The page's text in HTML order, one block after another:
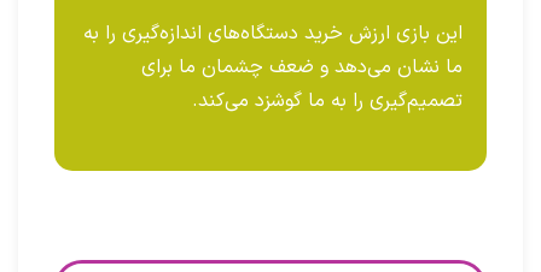
این بازی ارزش خرید دستگاه‌های اندازه‌گیری را به
ما نشان می‌دهد و ضعف چشمان ما برای
تصمیم‌گیری را به ما گوشزد می‌کند.